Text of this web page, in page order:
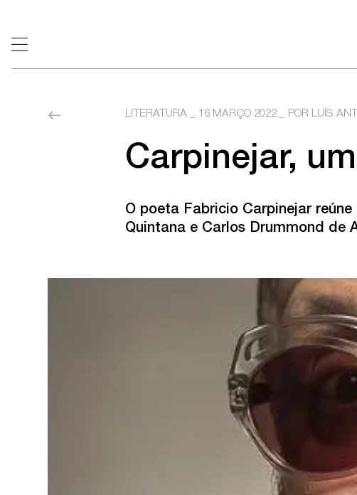
LITERATURA 16 MARÇO 2022 _ POR LUÍS
Carpinejar,
O poeta Fabricio Carpinejar
Quintana e Carlos Drummond de